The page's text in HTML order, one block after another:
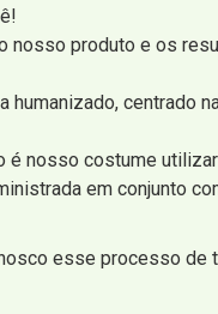
nosso produto e os
humanizado, centrado
é nosso costume utilizar
em conjunto
esse processo de